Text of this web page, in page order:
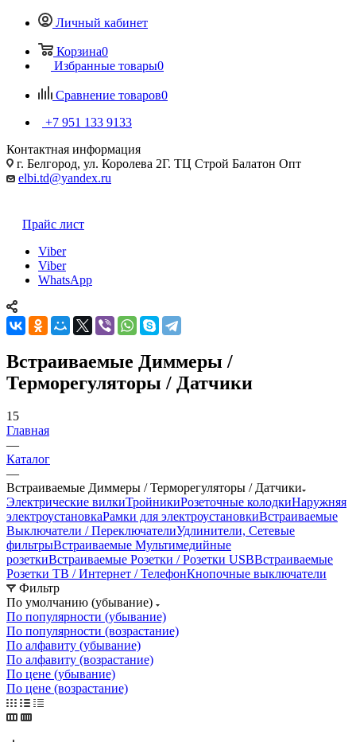
Личный кабинет
Корзина0
Избранные товары0
Сравнение товаров0
+7 951 133 9133
Контактная информация
г. Белгород, ул. Королева 2Г. ТЦ Строй Балатон Опт
elbi.td@yandex.ru
Прайс лист
Viber
Viber
WhatsApp
Встраиваемые Диммеры /
Терморегуляторы / Датчики
15
Главная
—
Каталог
—
Встраиваемые Диммеры / Терморегуляторы / Датчики
Электрические вилкиТройникиРозеточные колодкиНаружняя
электроустановкаРамки для электроустановкиВстраиваемые
Выключатели / ПереключателиУдлинители, Сетевые
фильтрыВстраиваемые Мультимедийные
розеткиВстраиваемые Розетки / Розетки USBВстраиваемые
Розетки ТВ / Интернет / ТелефонКнопочные выключатели
Фильтр
По умолчанию (убывание)
По популярности (убывание)
По популярности (возрастание)
По алфавиту (убывание)
По алфавиту (возрастание)
По цене (убывание)
По цене (возрастание)